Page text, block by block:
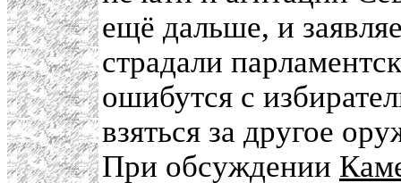
ещё дальше, и
страдали
ошибутся с
взяться за другое
При обсуждении